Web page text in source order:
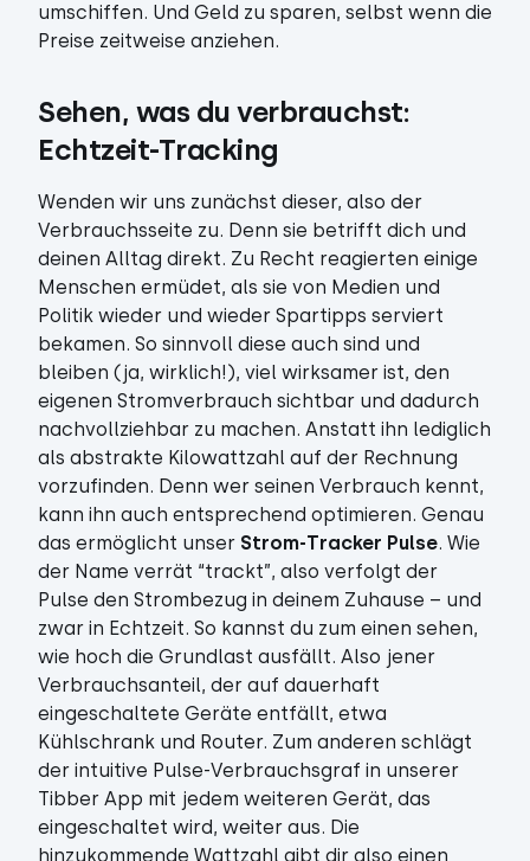
umschiffen. Und Geld zu sparen, selbst wenn die
Preise zeitweise anziehen.
Sehen, was du verbrauchst:
Echtzeit-Tracking
Wenden wir uns zunächst dieser, also der
Verbrauchsseite zu. Denn sie betrifft dich und
deinen Alltag direkt. Zu Recht reagierten einige
Menschen ermüdet, als sie von Medien und
Politik wieder und wieder Spartipps serviert
bekamen. So sinnvoll diese auch sind und
bleiben (ja, wirklich!), viel wirksamer ist, den
eigenen Stromverbrauch sichtbar und dadurch
nachvollziehbar zu machen. Anstatt ihn lediglich
als abstrakte Kilowattzahl auf der Rechnung
vorzufinden. Denn wer seinen Verbrauch kennt,
kann ihn auch entsprechend optimieren. Genau
das ermöglicht unser Strom-Tracker Pulse. Wie
der Name verrät “trackt”, also verfolgt der
Pulse den Strombezug in deinem Zuhause – und
zwar in Echtzeit. So kannst du zum einen sehen,
wie hoch die Grundlast ausfällt. Also jener
Verbrauchsanteil, der auf dauerhaft
eingeschaltete Geräte entfällt, etwa
Kühlschrank und Router. Zum anderen schlägt
der intuitive Pulse-Verbrauchsgraf in unserer
Tibber App mit jedem weiteren Gerät, das
eingeschaltet wird, weiter aus. Die
hinzukommende Wattzahl gibt dir also einen